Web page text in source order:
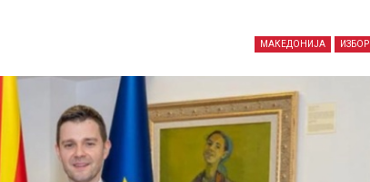
МАКЕДОНИЈА ИЗБОР